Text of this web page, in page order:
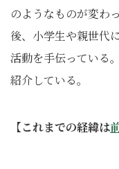
のようなものが変わ
後、小学生や親世代
活動を手伝っている
紹介している。
【これまでの経緯は